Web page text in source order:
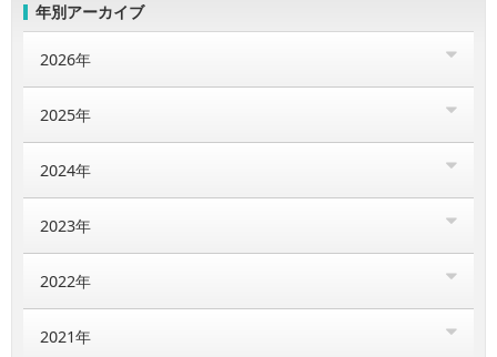
年別アーカイブ
2026年
2025年
2024年
2023年
2022年
2021年